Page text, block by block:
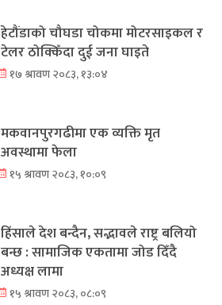
हेटौंडाको चौघडा चोकमा मोटरसाइकल र
टेलर ठोक्किँदा दुई जना घाइते
१७ श्रावण २०८३, १३:०४
मकवानपुरगढीमा एक व्यक्ति मृत
अवस्थामा फेला
१५ श्रावण २०८३, १०:०९
हिंसाले देश बन्दैन, सद्भावले राष्ट्र बलियो
बन्छ : सामाजिक एकतामा जोड दिँदै
अध्यक्ष लामा
१५ श्रावण २०८३, ०८:०९